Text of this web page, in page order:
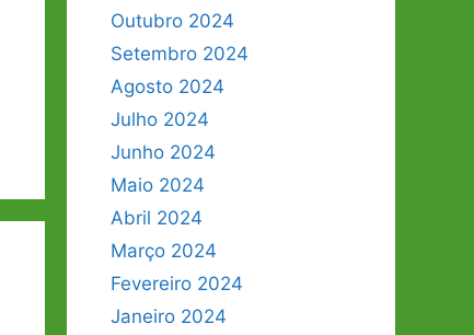
Outubro 2024
Setembro 2024
Agosto 2024
Julho 2024
Junho 2024
Maio 2024
Abril 2024
Março 2024
Fevereiro 2024
Janeiro 2024